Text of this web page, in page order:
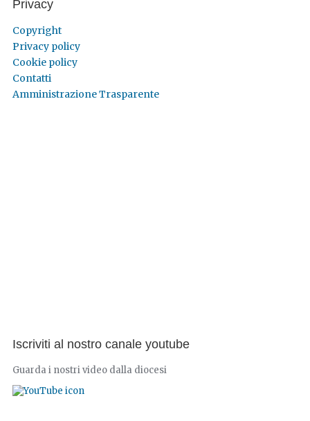
Privacy
Copyright
Privacy policy
Cookie policy
Contatti
Amministrazione Trasparente
Iscriviti al nostro canale youtube
Guarda i nostri video dalla diocesi